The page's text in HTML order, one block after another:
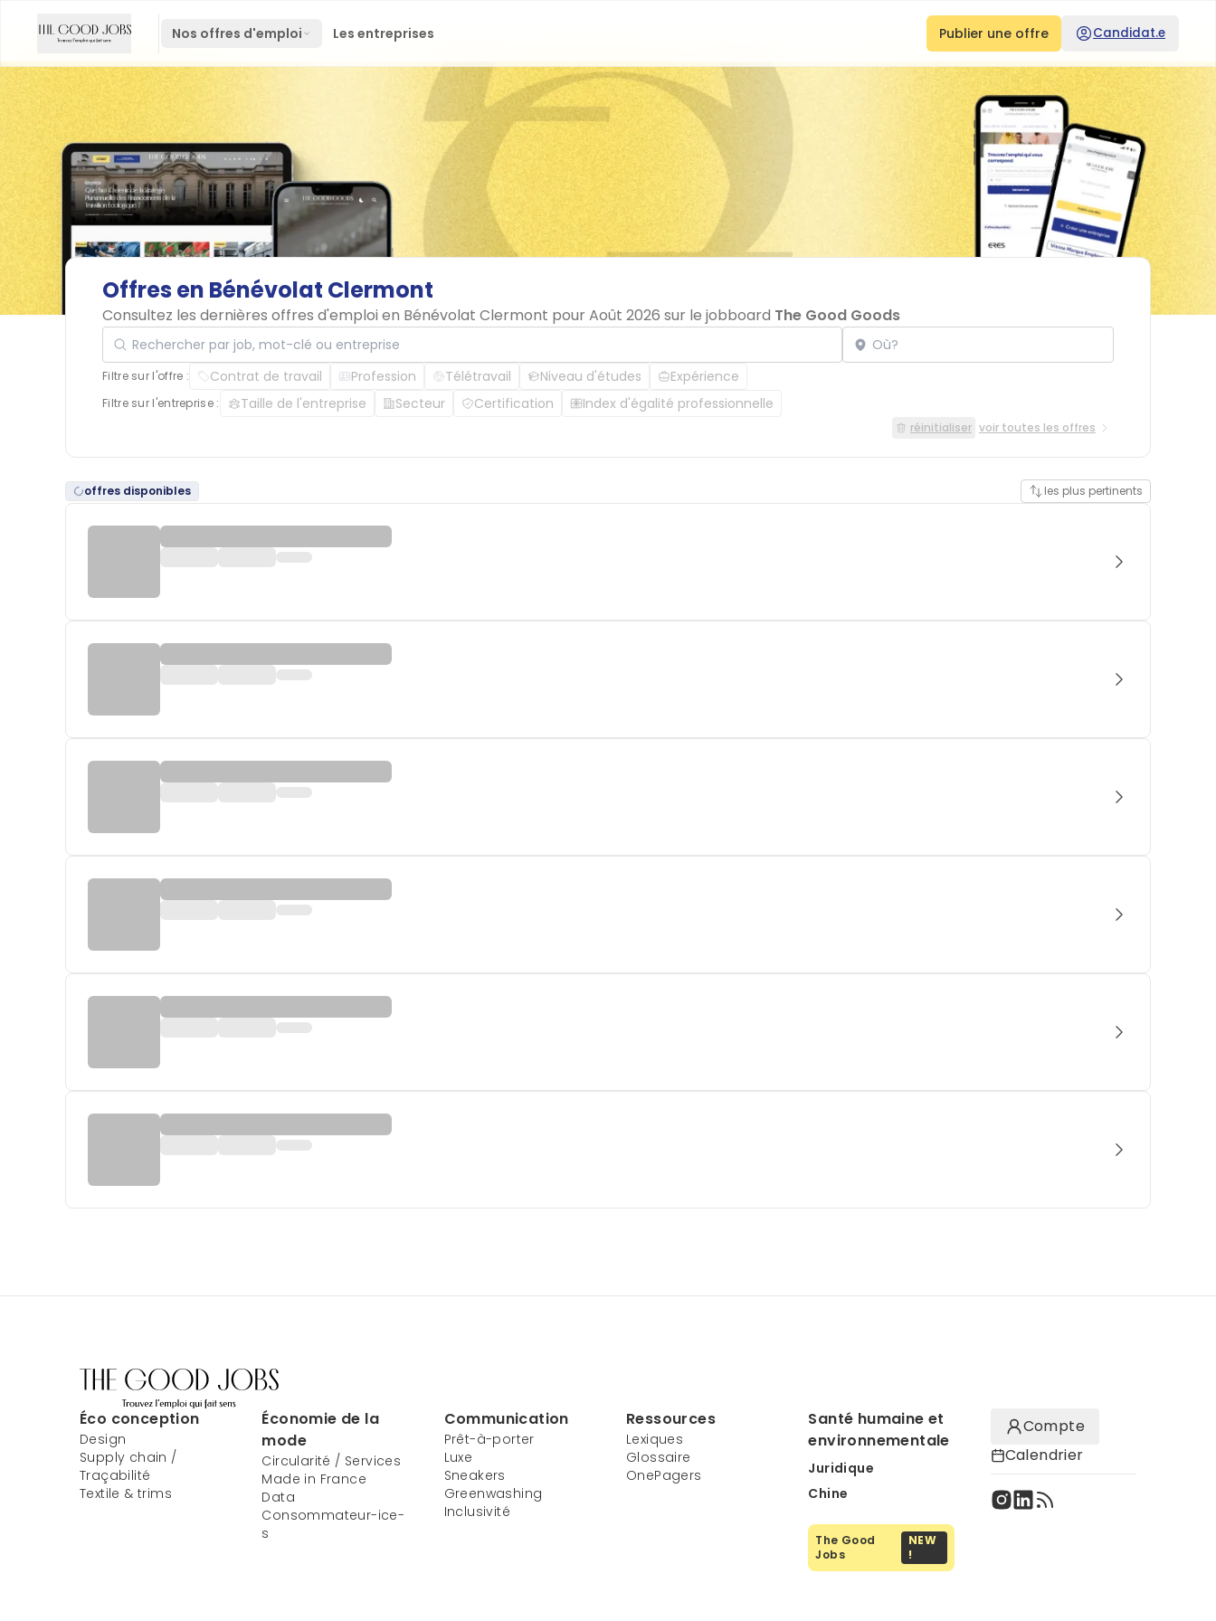
Nos offres d'emploi Les entreprises Publier une offre Candidat.e
Offres en Bénévolat Clermont
Consultez les dernières offres d'emploi en Bénévolat Clermont pour Août 2026 sur le jobboard The Good Goods
Rechercher par job, mot-clé ou entreprise Localisation
Filtre sur l'offre : Contrat de travail Profession Télétravail Niveau d'études Expérience
Filtre sur l'entreprise : Taille de l'entreprise Secteur Certification Index d'égalité professionnelle
réinitialiser voir toutes les offres
offres disponibles les plus pertinents
Éco conception
Design
Supply chain /
Traçabilité
Textile & trims
Économie de la
mode
Circularité / Services
Made in France
Data
Consommateur-ice-
s
Communication
Prêt-à-porter
Luxe
Sneakers
Greenwashing
Inclusivité
Ressources
Lexiques
Glossaire
OnePagers
Santé humaine et
environnementale
Juridique
Chine
The Good
Jobs
NEW
!
Compte
Calendrier